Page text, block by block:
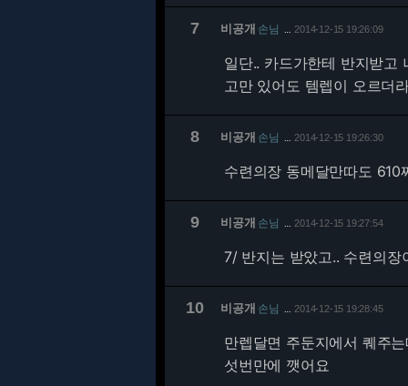
7 비공개 손님 2014-12-15 19:26:09
일단.. 카드가한테 반지받고
고만 있어도 템렙이 오르더
8 비공개 손님 2014-12-15 19:26:30
수련의장 동메달만따도 610
9 비공개 손님 2014-12-15 19:27:54
7/반지는 받았고.. 수련의장
10 비공개 손님 2014-12-15 19:28:45
만렙달면 주둔지에서 퀘주
섯번만에 깻어요